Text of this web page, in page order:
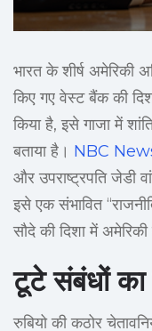
भारत के शीर्ष अमेरिकी
किए गए वेस्ट बैंक की
किया है, इसे गाजा में
बताया है। NBC
और उपराष्ट्रपति जेडी
इसे एक संभावित
सौदे की दिशा में
टूटे संबंधों का
रुबियो की कठोर